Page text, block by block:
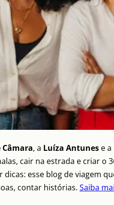
Câmara, a Luíza Antunes e a
cair na estrada e criar o
dicas: esse blog de viagem
contar histórias. Saiba